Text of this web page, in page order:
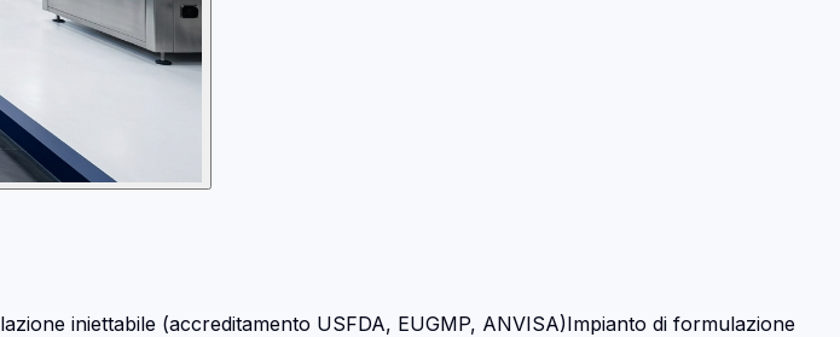
iniettabile (accreditamento USFDA, EUGMP, ANVISA)Impianto di formulazione